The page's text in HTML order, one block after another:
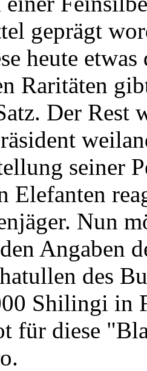
geprägt
heute
Raritäten
Der Rest
seiner
Elefanten
Nun
Angaben
des
Shilingi in
für diese